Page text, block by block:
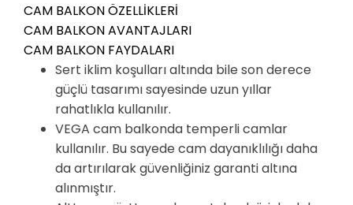
CAM BALKON ÖZELLİKLERİ
CAM BALKON AVANTAJLARI
CAM BALKON FAYDALARI
Sert iklim koşulları altında bile son derece
güçlü tasarımı sayesinde uzun yıllar
rahatlıkla kullanılır.
VEGA cam balkonda temperli camlar
kullanılır. Bu sayede cam dayanıklılığı daha
da artırılarak güvenliğiniz garanti altına
alınmıştır.